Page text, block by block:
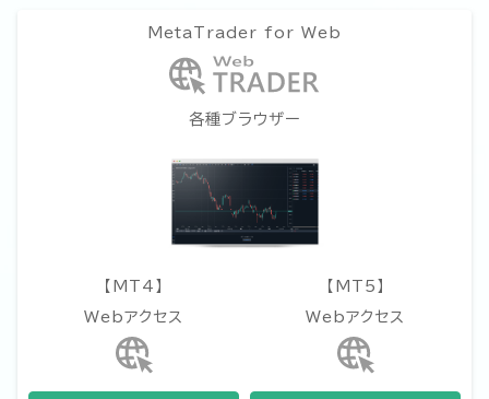
MetaTrader for Web
各種ブラウザー
【MT4】
Webアクセス
【MT5】
Webアクセス